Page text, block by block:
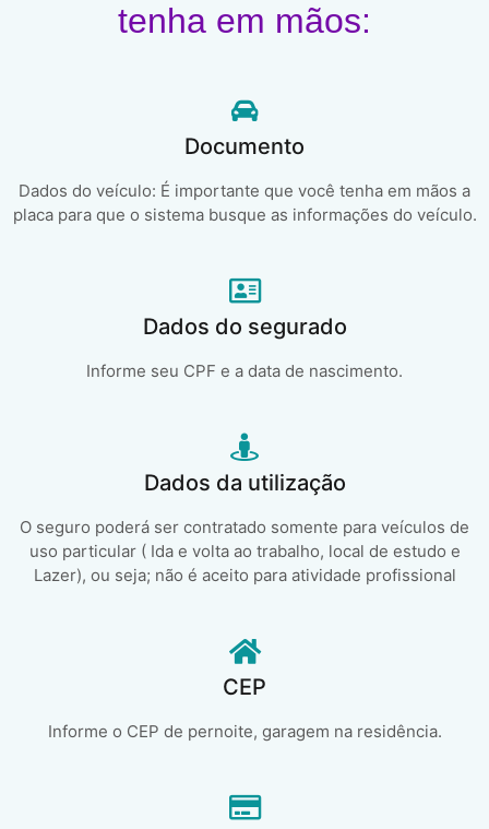
tenha em mãos:
Documento
Dados do veículo: É importante que você tenha em mãos a
placa para que o sistema busque as informações do veículo.
Dados do segurado
Informe seu CPF e a data de nascimento.
Dados da utilização
O seguro poderá ser contratado somente para veículos de
uso particular ( Ida e volta ao trabalho, local de estudo e
Lazer), ou seja; não é aceito para atividade profissional
CEP
Informe o CEP de pernoite, garagem na residência.